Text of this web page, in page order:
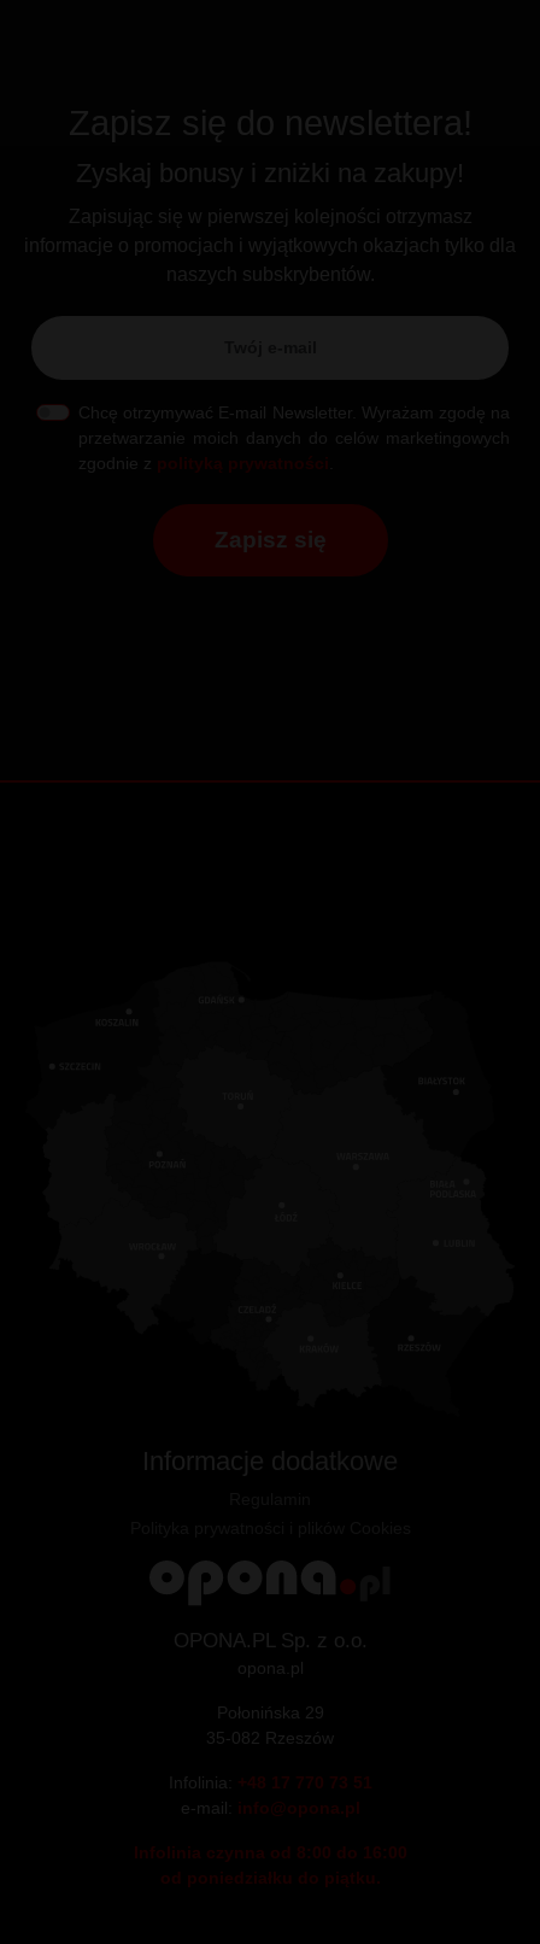
Zapisz się do newslettera!
Zyskaj bonusy i zniżki na zakupy!
Zapisując się w pierwszej kolejności otrzymasz
informacje o promocjach i wyjątkowych okazjach tylko dla
naszych subskrybentów.
Chcę otrzymywać E-mail Newsletter. Wyrażam zgodę na
przetwarzanie moich danych do celów marketingowych
zgodnie z polityką prywatności
Zapisz się
Informacje dodatkowe
OPONA.PL Sp. z o.o.
opona.pl
Połonińska 29
35-082 Rzeszów
Infolinia: +48 17 770 73 51
e-mail: info@opona.pl
Infolinia czynna od 8:00 do 16:00
od poniedziałku do piątku.